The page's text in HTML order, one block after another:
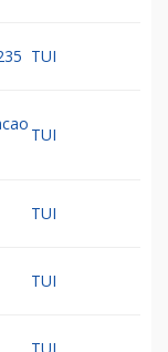
TUI
TUI
TUI
TUI